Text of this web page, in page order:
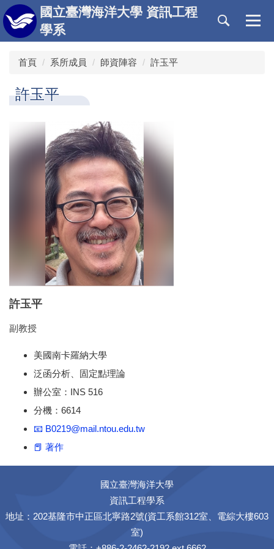
跳
到
主
國立臺灣海洋大學 資訊工程
學系
首頁 系所成員 師資陣容 許玉平
許玉平
許玉平
副教授
美國南卡羅納大學
泛函分析、固定點理論
辦公室：INS 516
分機：6614
📧 B0219@mail.ntou.edu.tw
📕 著作
國立臺灣海洋大學
資訊工程學系
地址：202基隆市中正區北寧路2號(資工系館312室、電綜大樓603
室)